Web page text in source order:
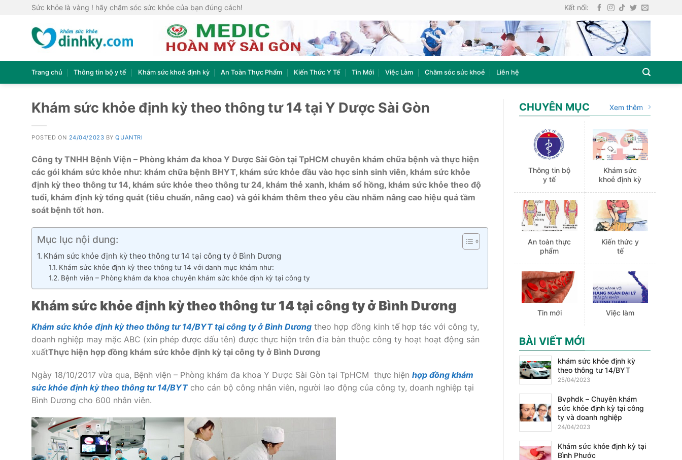
Sức khỏe là vàng ! hãy chăm sóc sức khỏe của bạn đúng cách! Kết nối:
Trang chủ Thông tin bộ y tế Khám sức khoẻ định kỳ An Toàn Thực Phẩm Kiến Thức Y Tế Tin Mới Việc Làm Chăm sóc sức khoẻ Liên hệ
Khám sức khỏe định kỳ theo thông tư 14 tại Y Dược Sài Gòn
POSTED ON 24/04/2023 BYQUANTRI
Công ty TNHH Bệnh Viện – Phòng khám đa khoa Y Dược Sài Gòn tại TpHCM chuyên khám chữa bệnh và thực hiện
các gói khám sức khỏe như: khám chữa bệnh BHYT, khám sức khỏe đầu vào học sinh sinh viên, khám sức khỏe
định kỳ theo thông tư 14, khám sức khỏe theo thông tư 24, khám thẻ xanh, khám sổ hồng, khám sức khỏe theo độ
tuổi, khám định kỳ tổng quát (tiêu chuẩn, nâng cao) và gói khám thêm theo yêu cầu nhằm nâng cao hiệu quả tầm
soát bệnh tốt hơn.
Mục lục nội dung:
Khám sức khỏe định kỳ theo thông tư 14 tại công ty ở Bình Dương
Khám sức khỏe định kỳ theo thông tư 14 với danh mục khám như:
Bệnh viên – Phòng khám đa khoa chuyên khám sức khỏe định kỳ tại công ty
Khám sức khỏe định kỳ theo thông tư 14 tại công ty ở Bình Dương
Khám sức khỏe định kỳ theo thông tư 14/BYT tại công ty ở Bình Dương theo hợp đồng kinh tế hợp tác với công ty,
doanh nghiệp may mặc ABC (xin phép được dấu tên) được thực hiện trên đia bàn thuộc công ty hoạt hoạt động sản
xuấtThực hiện hợp đồng khám sức khỏe định kỳ tại công ty ở Bình Dương
Ngày 18/10/2017 vừa qua, Bệnh viện – Phòng khám đa khoa Y Dược Sài Gòn tại TpHCM thực hiện hợp đồng khám
sức khỏe định kỳ theo thông tư 14/BYTcho cán bộ công nhân viên, người lao động của công ty, doanh nghiệp tại
Bình Dương cho 600 nhân viên.
CHUYÊN MỤC Xem thêm
Thông tin bộ
y tế
Khám sức
khoẻ định kỳ
An toàn thực
phẩm
Kiến thức y
tế
Tin mới Việc làm
BÀI VIẾT MỚI
khám sức khỏe định kỳ
theo thông tư 14/BYT
25/04/2023
Bvphdk – Chuyên khám
sức khỏe định kỳ tại công
ty và doanh nghiệp
24/04/2023
Khám sức khỏe định kỳ tại
Bình Phước